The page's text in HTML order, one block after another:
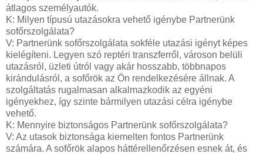
átlagos személyautók.
K: Milyen típusú utazásokra vehető igénybe Partnerünk
sofőrszolgálata?
V: Partnerünk sofőrszolgálata sokféle utazási igényt képes
kielégíteni. Legyen szó reptéri transzferről, városon belüli
utazásról, üzleti útról vagy akár hosszabb, többnapos
kirándulásról, a sofőrök az Ön rendelkezésére állnak. A
szolgáltatás rugalmasan alkalmazkodik az egyéni
igényekhez, így szinte bármilyen utazási célra igénybe
vehető.
K: Mennyire biztonságos Partnerünk sofőrszolgálata?
V: Az utasok biztonsága kiemelten fontos Partnerünk
számára. A sofőrök alapos háttérellenőrzésen esnek át, és